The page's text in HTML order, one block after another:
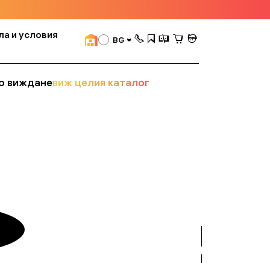
и условия BG
вижданевиж целия каталог
вижте
всички